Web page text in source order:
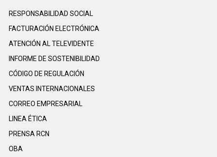
RESPONSABILIDAD SOCIAL
FACTURACIÓN ELECTRÓNICA
ATENCIÓN AL TELEVIDENTE
INFORME DE SOSTENIBILIDAD
CÓDIGO DE REGULACIÓN
VENTAS INTERNACIONALES
CORREO EMPRESARIAL
LINEA ÉTICA
PRENSA RCN
OBA